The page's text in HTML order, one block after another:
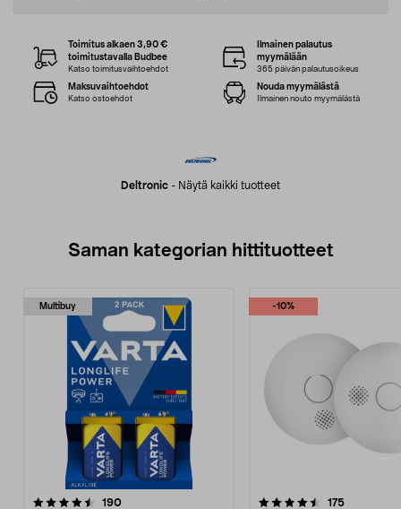
Deltronic - Näytä kaikki tuotteet
Toimitus alkaen 3,90 €
toimitustavalla Budbee
Katso toimitusvaihtoehdot
Ilmainen palautus
myymälään
365 päivän palautusoikeus
Maksuvaihtoehdot
Katso ostoehdot
Nouda myymälästä
Ilmainen nouto myymälästä
Saman kategorian hittituotteet
Multibuy
190arvostelut
-10%
4.5 viidestä
175arvostelut
4.5 viidestä